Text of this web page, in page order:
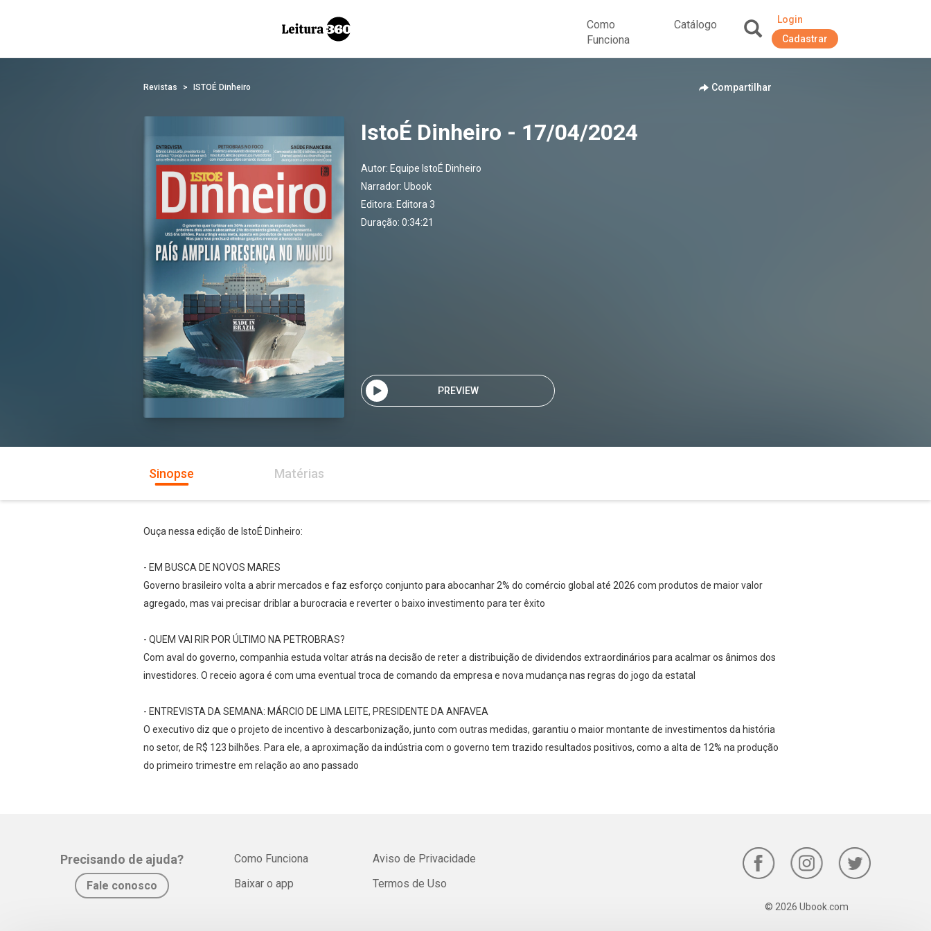
Como
Funciona
Catálogo
Login
Cadastrar
Revistas ISTOÉ Dinheiro Compartilhar
IstoÉ Dinheiro - 17/04/2024
Autor: Equipe IstoÉ Dinheiro
Narrador: Ubook
Editora: Editora 3
Duração: 0:34:21
PREVIEW
Sinopse Matérias
Ouça nessa edição de IstoÉ Dinheiro:
- EM BUSCA DE NOVOS MARES
Governo brasileiro volta a abrir mercados e faz esforço conjunto para abocanhar 2% do comércio global até 2026 com produtos de maior valor
agregado, mas vai precisar driblar a burocracia e reverter o baixo investimento para ter êxito
- QUEM VAI RIR POR ÚLTIMO NA PETROBRAS?
Com aval do governo, companhia estuda voltar atrás na decisão de reter a distribuição de dividendos extraordinários para acalmar os ânimos dos
investidores. O receio agora é com uma eventual troca de comando da empresa e nova mudança nas regras do jogo da estatal
- ENTREVISTA DA SEMANA: MÁRCIO DE LIMA LEITE, PRESIDENTE DA ANFAVEA
O executivo diz que o projeto de incentivo à descarbonização, junto com outras medidas, garantiu o maior montante de investimentos da história
no setor, de R$ 123 bilhões. Para ele, a aproximação da indústria com o governo tem trazido resultados positivos, como a alta de 12% na produção
do primeiro trimestre em relação ao ano passado
Precisando de ajuda?
Fale conosco
Como Funciona
Baixar o app
Aviso de Privacidade
Termos de Uso
© 2026 Ubook.com